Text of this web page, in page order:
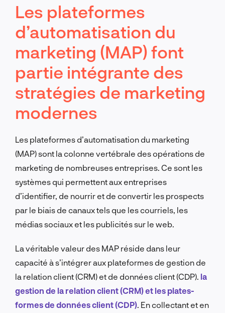
Les plateformes
d’automatisation du
marketing (MAP) font
partie intégrante des
stratégies de marketing
modernes
Les plateformes d’automatisation du marketing
(MAP) sont la colonne vertébrale des opérations de
marketing de nombreuses entreprises. Ce sont les
systèmes qui permettent aux entreprises
d’identifier, de nourrir et de convertir les prospects
par le biais de canaux tels que les courriels, les
médias sociaux et les publicités sur le web.
La véritable valeur des MAP réside dans leur
capacité à s’intégrer aux plateformes de gestion de
la relation client (CRM) et de données client (CDP). la
gestion de la relation client (CRM) et les plates-
formes de données client (CDP) . En collectant et en